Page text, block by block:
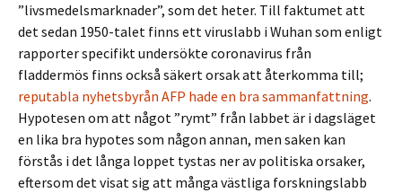
”livsmedelsmarknader”, som det heter. Till faktumet att
det sedan 1950-talet finns ett viruslabb i Wuhan som enligt
rapporter specifikt undersökte coronavirus från
fladdermös finns också säkert orsak att återkomma till;
reputabla nyhetsbyrån AFP hade en bra sammanfattning.
Hypotesen om att något ”rymt” från labbet är i dagsläget
en lika bra hypotes som någon annan, men saken kan
förstås i det långa loppet tystas ner av politiska orsaker,
eftersom det visat sig att många västliga forskningslabb